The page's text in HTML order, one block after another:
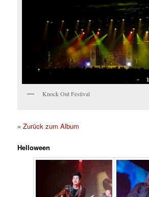
Knock Out Festival
« Zurück zum Album
Helloween